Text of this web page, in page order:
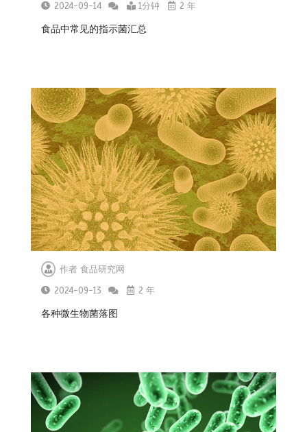
2024-09-14
1分钟 2 年
食品中常见的指示菌汇总
作者食品研究网
2024-09-13
2 年
各种微生物菌落图